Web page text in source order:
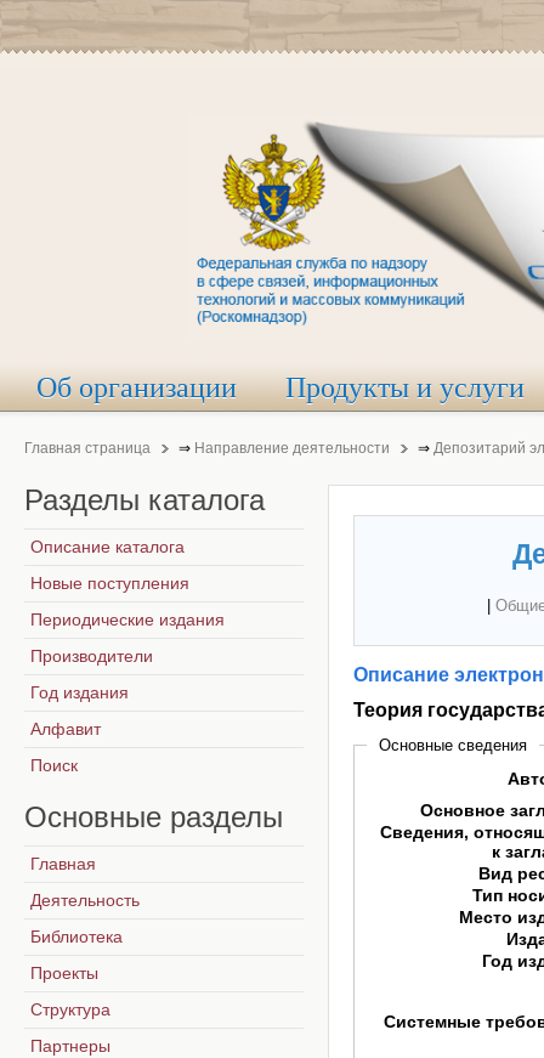
Об организации Продукты и услуги
Главная страница ⇒ Направление деятельности ⇒ Депозитарий
Описание
Теория
Основные сведения
Основное
Сведения,
к
Вид
Тип
Место
Год
Системные
Разделы каталога
Описание каталога
Новые поступления
Периодические издания
Производители
Год издания
Алфавит
Поиск
Основные разделы
Главная
Деятельность
Библиотека
Проекты
Структура
Партнеры